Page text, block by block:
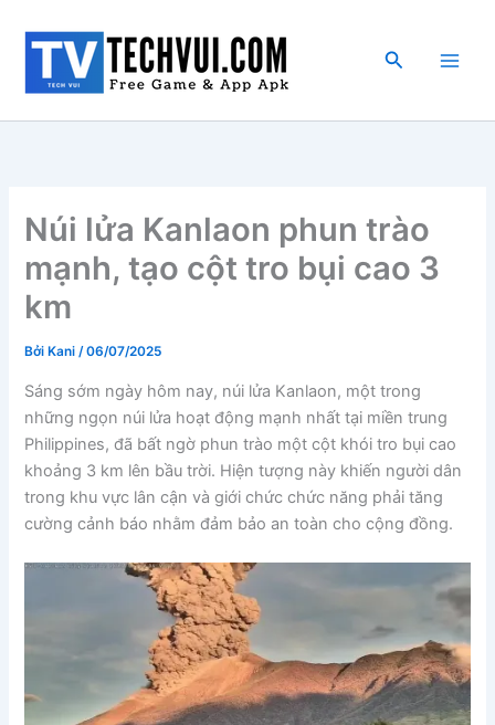
dung
Tìm
Núi lửa Kanlaon phun trào
mạnh, tạo cột tro bụi cao 3
km
Bởi Kani/06/07/2025
Sáng sớm ngày hôm nay, núi lửa Kanlaon, một trong
những ngọn núi lửa hoạt động mạnh nhất tại miền trung
Philippines, đã bất ngờ phun trào một cột khói tro bụi cao
khoảng 3 km lên bầu trời. Hiện tượng này khiến người dân
trong khu vực lân cận và giới chức chức năng phải tăng
cường cảnh báo nhằm đảm bảo an toàn cho cộng đồng.